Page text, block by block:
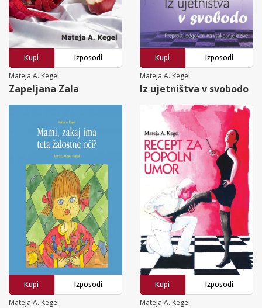
Kupi
Izposodi
Mateja A. Kegel
Zapeljana Zala
Kupi
Izposodi
Mateja A. Kegel
Iz ujetništva v svobodo
Kupi
Izposodi
Mateja A. Kegel
Kupi
Izposodi
Mateja A. Kegel